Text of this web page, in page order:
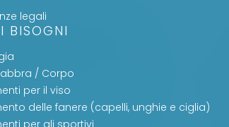
legali
BISOGNI
/ Corpo
per il viso
delle fanere (capelli, unghie e ciglia)
per gli sportivi